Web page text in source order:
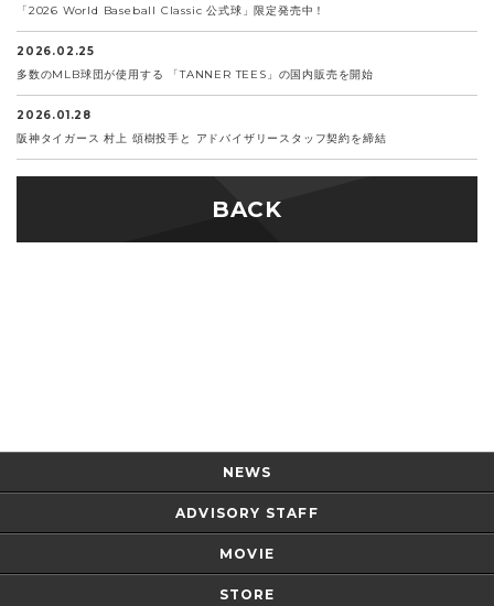
「2026 World Baseball Classic 公式球」限定発売中！
2026.02.25
多数のMLB球団が使用する 「TANNER TEES」の国内販売を開始
2026.01.28
阪神タイガース 村上 頌樹投手と アドバイザリースタッフ契約を締結
BACK
NEWS
ADVISORY STAFF
MOVIE
STORE